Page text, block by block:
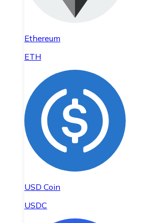
Ethereum
ETH
USD Coin
USDC